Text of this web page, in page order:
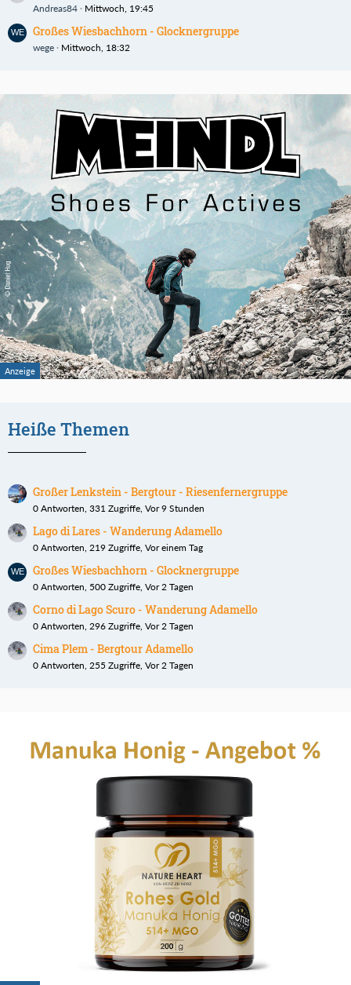
Andreas84 Mittwoch, 19:45
Großes Wiesbachhorn - Glocknergruppe
wege Mittwoch, 18:32
Heiße Themen
Großer Lenkstein - Bergtour - Riesenfernergruppe
0 Antworten, 331 Zugriffe, Vor 9 Stunden
Lago di Lares - Wanderung Adamello
0 Antworten, 219 Zugriffe, Vor einem Tag
Großes Wiesbachhorn - Glocknergruppe
0 Antworten, 500 Zugriffe, Vor 2 Tagen
Corno di Lago Scuro - Wanderung Adamello
0 Antworten, 296 Zugriffe, Vor 2 Tagen
Cima Plem - Bergtour Adamello
0 Antworten, 255 Zugriffe, Vor 2 Tagen